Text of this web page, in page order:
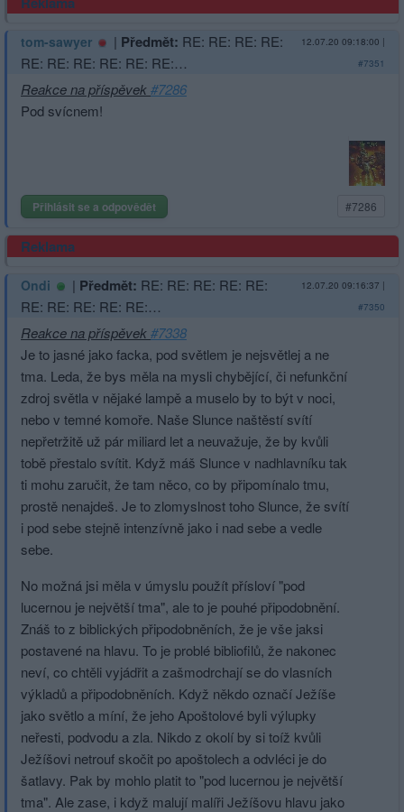
tom-sawyer | Předmět: RE: RE: RE: RE:
RE: RE: RE: RE: RE: RE:…
12.07.20 09:18:00 |
#7351
Reakce na příspěvek#7286
Pod svícnem!
Přihlásit se a odpovědět #7286
Reklama
Ondi | Předmět: RE: RE: RE: RE: RE:
RE: RE: RE: RE: RE:…
12.07.20 09:16:37 |
#7350
Reakce na příspěvek#7338
Je to jasné jako facka, pod světlem je nejsvětlej a ne
tma. Leda, že bys měla na mysli chybějící, či nefunkční
zdroj světla v nějaké lampě a muselo by to být v noci,
nebo v temné komoře. Naše Slunce naštěstí svítí
nepřetržitě už pár miliard let a neuvažuje, že by kvůli
tobě přestalo svítit. Když máš Slunce v nadhlavníku tak
ti mohu zaručit, že tam něco, co by připomínalo tmu,
prostě nenajdeš. Je to zlomyslnost toho Slunce, že svítí
i pod sebe stejně intenzívně jako i nad sebe a vedle
sebe.
No možná jsi měla v úmyslu použít přísloví "pod
lucernou je největší tma", ale to je pouhé připodobnění.
Znáš to z biblických připodobněních, že je vše jaksi
postavené na hlavu. To je problé bibliofilů, že nakonec
neví, co chtěli vyjádřit a zašmodrchají se do vlasních
výkladů a připodobněních. Když někdo označí Ježíše
jako světlo a míní, že jeho Apoštolové byli výlupky
neřesti, podvodu a zla. Nikdo z okolí by si toíž kvůli
Ježíšovi netrouf skočit po apoštolech a odvléci je do
šatlavy. Pak by mohlo platit to "pod lucernou je největší
tma". Ale zase, i když malují malíři Ježíšovu hlavu jako